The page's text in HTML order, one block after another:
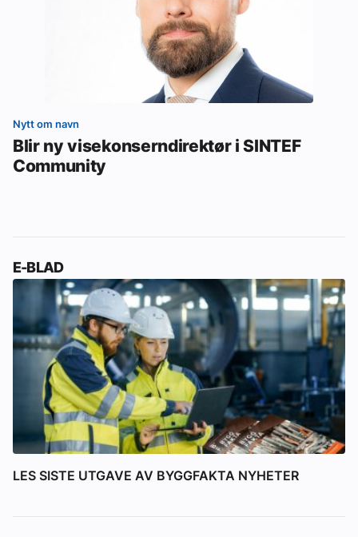
Nytt om navn
Blir ny visekonserndirektør i SINTEF
Community
E-BLAD
LES SISTE UTGAVE AV BYGGFAKTA NYHETER